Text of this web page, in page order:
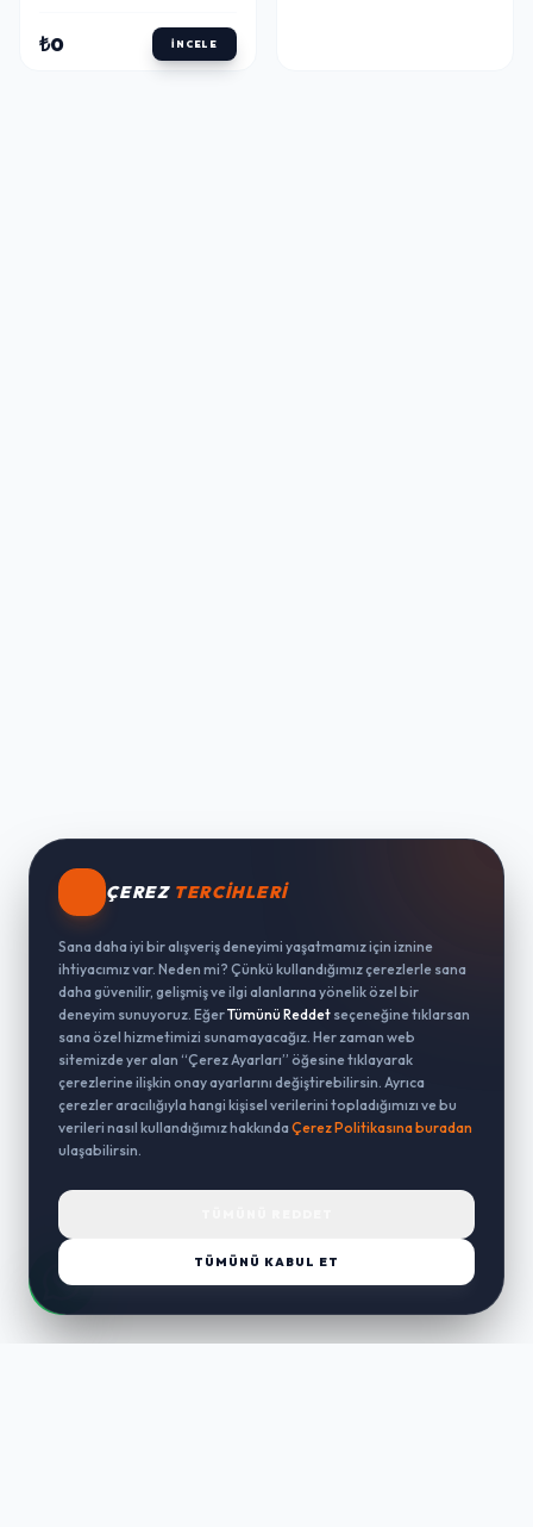
₺0 İNCELE
ÇEREZ TERCIHLERI
Sana daha iyi bir alışveriş deneyimi yaşatmamız için iznine
ihtiyacımız var. Neden mi? Çünkü kullandığımız çerezlerle sana
daha güvenilir, gelişmiş ve ilgi alanlarına yönelik özel bir
deneyim sunuyoruz. EğerTümünü Reddet seçeneğine tıklarsan
sana özel hizmetimizi sunamayacağız. Her zaman web
sitemizde yer alan “Çerez Ayarları” öğesine tıklayarak
çerezlerine ilişkin onay ayarlarını değiştirebilirsin. Ayrıca
çerezler aracılığıyla hangi kişisel verilerini topladığımızı ve bu
verileri nasıl kullandığımız hakkında Çerez Politikasına buradan
ulaşabilirsin.
TÜMÜNÜ KABUL ET